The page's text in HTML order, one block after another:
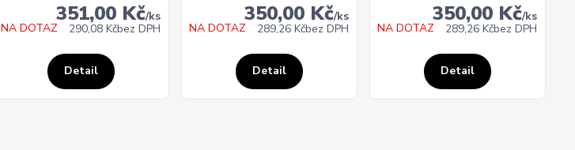
351,00 Kč/ks
290,08 Kčbez DPH
NA DOTAZ
Detail
350,00 Kč/ks
289,26 Kčbez DPH
NA DOTAZ
Detail
350,00 Kč/ks
289,26 Kčbez DPH
NA DOTAZ
Detail